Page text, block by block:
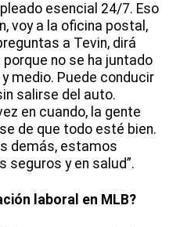
esencial 24/7. Eso
voy a la oficina postal,
a Tevin, dirá
no se ha juntado
medio. Puede conducir
salirse del auto.
en cuando, la gente
de que todo esté bien.
demás, estamos
seguros y en salud”.
laboral en MLB?